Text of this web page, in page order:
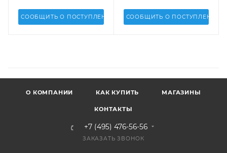
СООБЩИТЬ О ПОСТУПЛЕНИИ СООБЩИТЬ О ПОСТУПЛЕНИИ
О КОМПАНИИ КАК КУПИТЬ МАГАЗИНЫ
КОНТАКТЫ
+7 (495) 476-56-56
ЗАКАЗАТЬ ЗВОНОК